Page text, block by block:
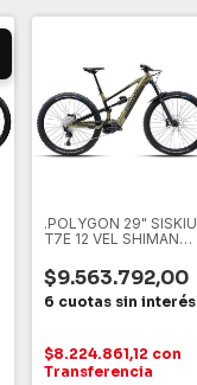
.POLYGON 29" SISKIU
T7E 12 VEL SHIMANO
ELECTRICA, VERDE
OLIVA, M (18")
$9.563.792,00
$8.224.861,12 con
Transferencia